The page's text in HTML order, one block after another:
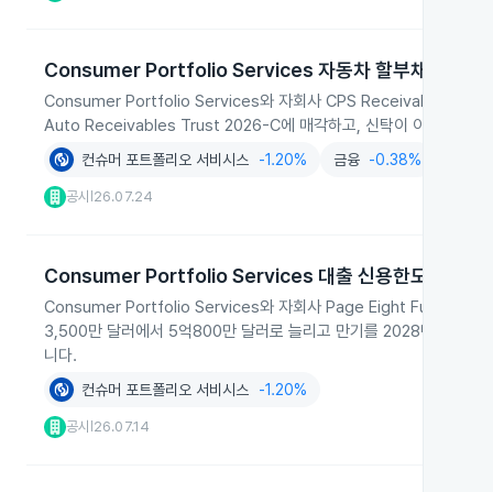
Consumer Portfolio Services 자동차 할부채권 유동
Consumer Portfolio Services와 자회사 CPS Receivables Five
Auto Receivables Trust 2026-C에 매각하고, 신탁이 이를 담보로
컨슈머 포트폴리오 서비시스 -1.20% 금융 -0.38%
공시 26.07.24
Consumer Portfolio Services 대출 신용한도 확대
Consumer Portfolio Services와 자회사 Page Eight Funding가
3,500만 달러에서 5억800만 달러로 늘리고 만기를 2028년 7월 17
니다.
컨슈머 포트폴리오 서비시스 -1.20%
공시 26.07.14